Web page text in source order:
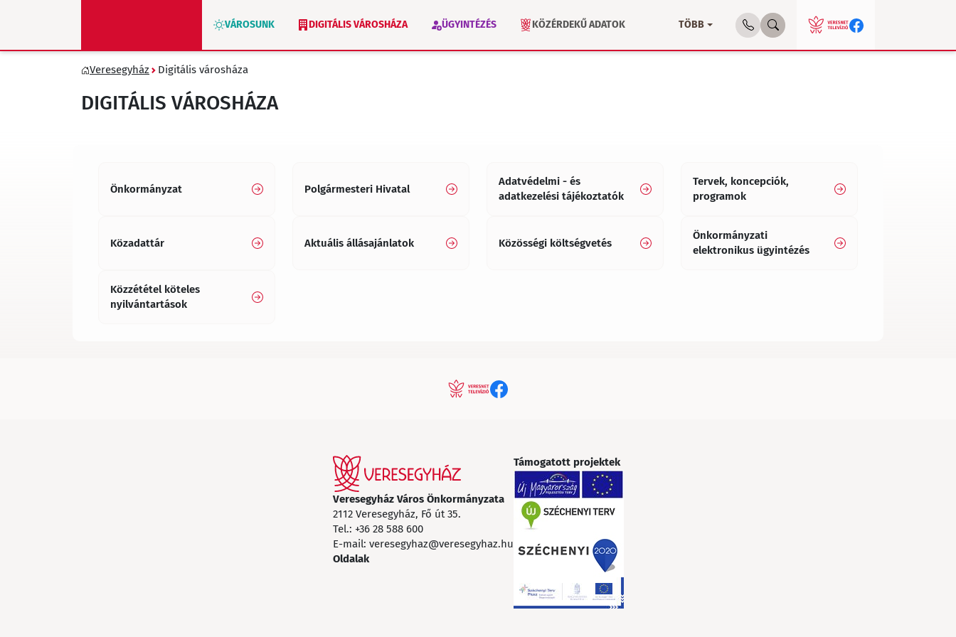
VÁROSUNK DIGITÁLIS VÁROSHÁZA ÜGYINTÉZÉS KÖZÉRDEKŰ ADATOK
ZÖLD VERESEGYHÁZ
TÖBB
Veresegyház Digitális városháza
DIGITÁLIS VÁROSHÁZA
Önkormányzat Polgármesteri Hivatal
Adatvédelmi - és
adatkezelési tájékoztatók
Tervek, koncepciók,
programok
Közadattár Aktuális állásajánlatok Közösségi költségvetés
Önkormányzati
elektronikus ügyintézés
Közzététel köteles
nyilvántartások
Veresegyház Város Önkormányzata
2112 Veresegyház, Fő út 35.
Tel.: +36 28 588 600
E-mail: veresegyhaz@veresegyhaz.hu
Oldalak
Támogatott projektek